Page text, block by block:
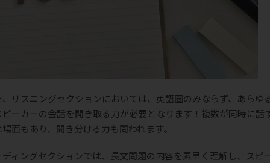
リスニングセクションにおいては、英語圏のみならず、あらゆ
ピーカーの会話を聞き取る力が必要となります！複数が同時に話
面もあり、聞き分ける力も問われます。
ィングセクションでは、長文問題の内容を素早く理解し、スピ